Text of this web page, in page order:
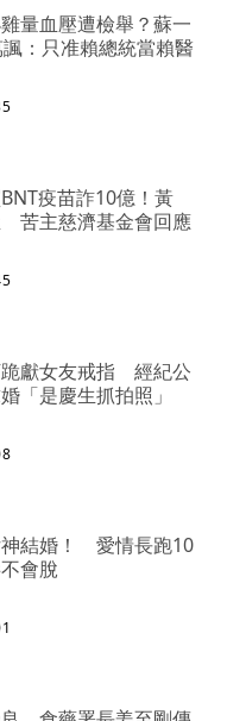
量血壓遭檢舉？蘇一
：只准賴總統當賴醫
疫苗詐10億！黃
苦主慈濟基金會回應
獻女友戒指 經紀公
「是慶生抓拍照」
神結婚！ 愛情長跑10
會脫